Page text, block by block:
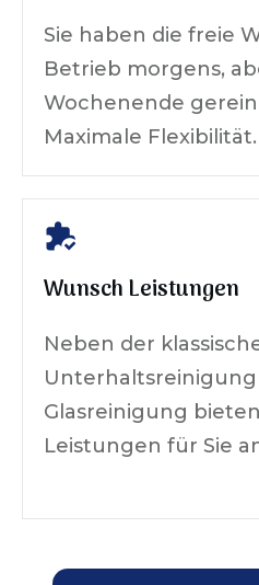
Sie haben die freie
Betrieb morgens,
Wochenende
Maximale Flexibilität.
Wunsch Leistungen
Neben der
Unterhaltsreinigung
Glasreinigung
Leistungen für Sie